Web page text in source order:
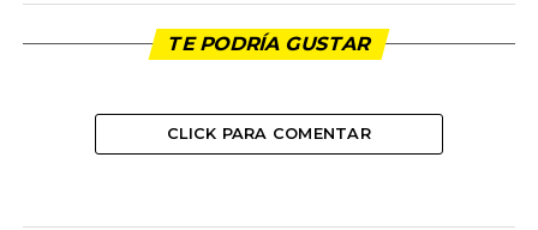
TE PODRÍA GUSTAR
CLICK PARA COMENTAR